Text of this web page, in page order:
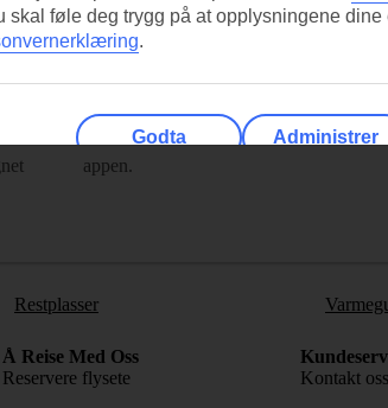
mobilkameraet ditt for å laste ned
appen.
Restplasser
Å Reise Med Oss
Reservere flysete
Kontakt oss
skal føle deg trygg på at opplysningene
.
Godta Administrer